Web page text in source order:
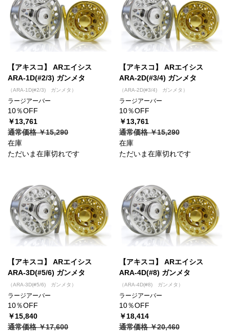
【アキスコ】 ARエイシス
ARA-1D(#2/3) ガンメタ
（ARA-1D(#2/3) ガンメタ）
ラージアーバー
10％OFF
￥13,761
通常価格 ￥15,290
在庫
ただいま在庫切れです
【アキスコ】 ARエイシス
ARA-2D(#3/4) ガンメタ
（ARA-2D(#3/4) ガンメタ）
ラージアーバー
10％OFF
￥13,761
通常価格 ￥15,290
在庫
ただいま在庫切れです
【アキスコ】 ARエイシス
ARA-3D(#5/6) ガンメタ
（ARA-3D(#5/6) ガンメタ）
ラージアーバー
10％OFF
￥15,840
通常価格 ￥17,600
【アキスコ】 ARエイシス
ARA-4D(#8) ガンメタ
（ARA-4D(#8) ガンメタ）
ラージアーバー
10％OFF
￥18,414
通常価格 ￥20,460